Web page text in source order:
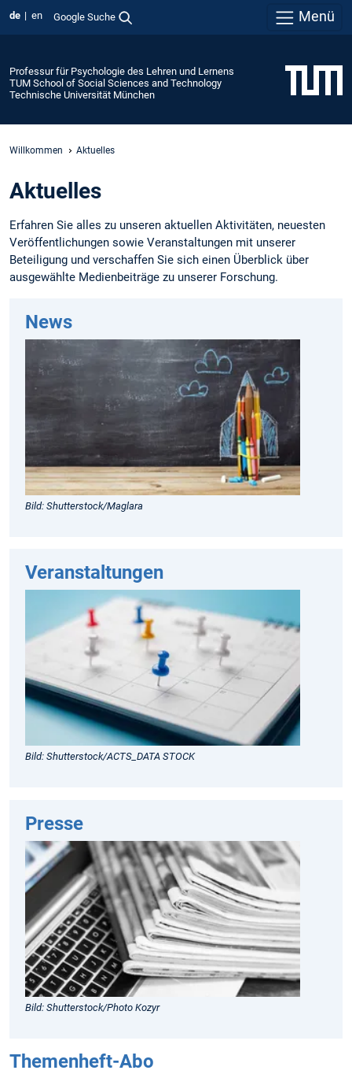
de en Google Suche Menü
Professur für Psychologie des Lehren und Lernens
TUM School of Social Sciences and Technology
Technische Universität München
Willkommen Aktuelles
Aktuelles
Erfahren Sie alles zu unseren aktuellen Aktivitäten, neuesten
Veröffentlichungen sowie Veranstaltungen mit unserer
Beteiligung und verschaffen Sie sich einen Überblick über
ausgewählte Medienbeiträge zu unserer Forschung.
News
Bild: Shutterstock/Maglara
Veranstaltungen
Bild: Shutterstock/ACTS_DATA STOCK
Presse
Bild: Shutterstock/Photo Kozyr
Themenheft-Abo